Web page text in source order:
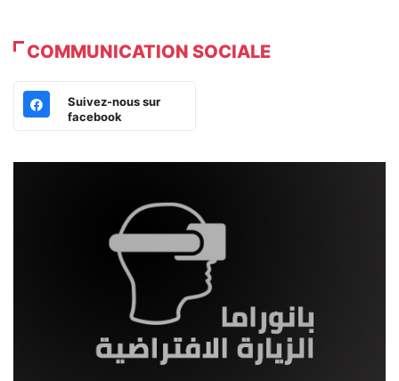
COMMUNICATION SOCIALE
Suivez-nous sur
facebook